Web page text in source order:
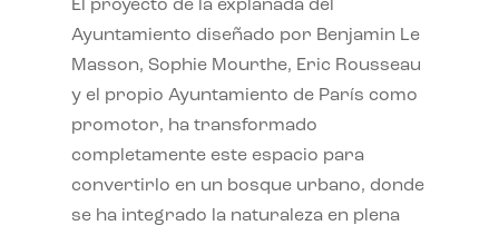
El proyecto de la explanada del
Ayuntamiento diseñado por Benjamin Le
Masson, Sophie Mourthe, Eric Rousseau
y el propio Ayuntamiento de París como
promotor, ha transformado
completamente este espacio para
convertirlo en un bosque urbano, donde
se ha integrado la naturaleza en plena